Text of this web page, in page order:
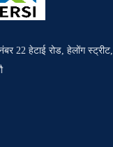
22 हेटाई रोड, हेलोंग स्ट्रीट,